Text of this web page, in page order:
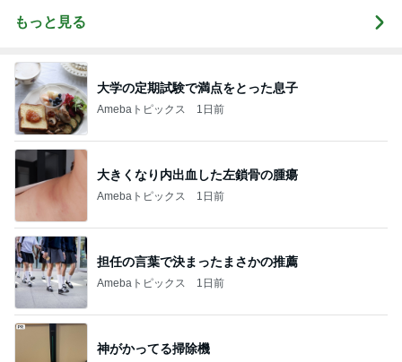
もっと見る
大学の定期試験で満点をとった息子
Amebaトピックス 1日前
大きくなり内出血した左鎖骨の腫瘍
Amebaトピックス 1日前
担任の言葉で決まったまさかの推薦
Amebaトピックス 1日前
神がかってる掃除機